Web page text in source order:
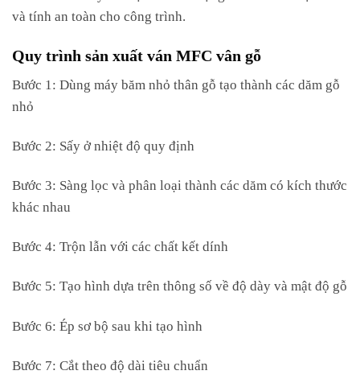
và tính an toàn cho công trình.
Quy trình sản xuất ván MFC vân gỗ
Bước 1: Dùng máy băm nhỏ thân gỗ tạo thành các dăm gỗ
nhỏ
Bước 2: Sấy ở nhiệt độ quy định
Bước 3: Sàng lọc và phân loại thành các dăm có kích thước
khác nhau
Bước 4: Trộn lẫn với các chất kết dính
Bước 5: Tạo hình dựa trên thông số về độ dày và mật độ gỗ
Bước 6: Ép sơ bộ sau khi tạo hình
Bước 7: Cắt theo độ dài tiêu chuẩn